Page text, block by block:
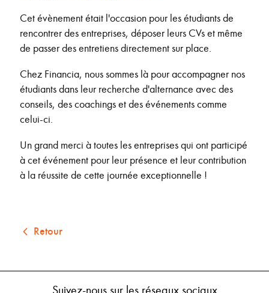
Cet évènement était l'occasion pour les étudiants de
rencontrer des entreprises, déposer leurs CVs et même
de passer des entretiens directement sur place.
Chez Financia, nous sommes là pour accompagner nos
étudiants dans leur recherche d'alternance avec des
conseils, des coachings et des événements comme
celui-ci.
Un grand merci à toutes les entreprises qui ont participé
à cet événement pour leur présence et leur contribution
à la réussite de cette journée exceptionnelle !
Retour